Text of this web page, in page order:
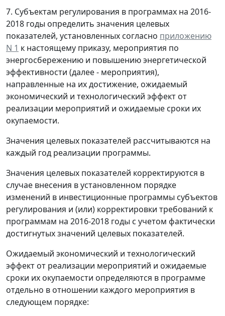
7. Субъектам регулирования в программах на 2016-
2018 годы определить значения целевых
показателей, установленных согласно приложению
N 1 к настоящему приказу, мероприятия по
энергосбережению и повышению энергетической
эффективности (далее - мероприятия),
направленные на их достижение, ожидаемый
экономический и технологический эффект от
реализации мероприятий и ожидаемые сроки их
окупаемости.
Значения целевых показателей рассчитываются на
каждый год реализации программы.
Значения целевых показателей корректируются в
случае внесения в установленном порядке
изменений в инвестиционные программы субъектов
регулирования и (или) корректировки требований к
программам на 2016-2018 годы с учетом фактически
достигнутых значений целевых показателей.
Ожидаемый экономический и технологический
эффект от реализации мероприятий и ожидаемые
сроки их окупаемости определяются в программе
отдельно в отношении каждого мероприятия в
следующем порядке: